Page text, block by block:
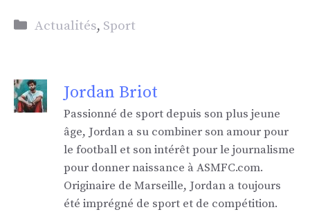
Catégories
Actualités, Sport
Jordan Briot
Passionné de sport depuis son plus jeune
âge, Jordan a su combiner son amour pour
le football et son intérêt pour le journalisme
pour donner naissance à ASMFC.com.
Originaire de Marseille, Jordan a toujours
été imprégné de sport et de compétition.